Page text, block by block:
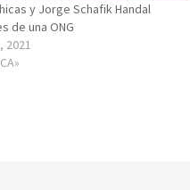
y Jorge Schafik Handal
de una ONG
2021